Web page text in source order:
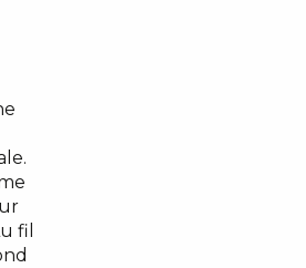
fil